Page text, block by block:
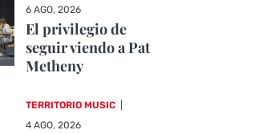
6 AGO, 2026
El privilegio de
seguir viendo a Pat
Metheny
TERRITORIO MUSIC
4 AGO, 2026